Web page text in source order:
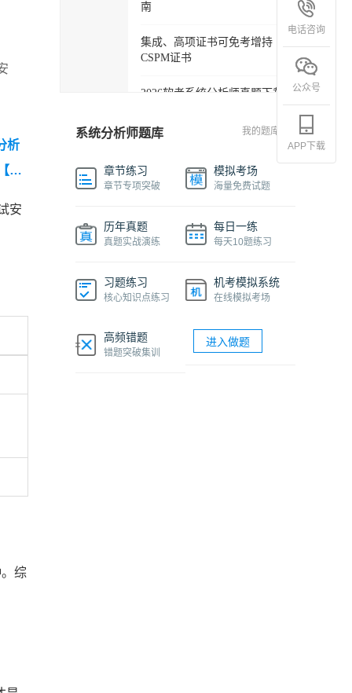
析
20
安
综
南
集成、高项证书可免考增持
CSPM证书
2026软考系统分析师真题下载
软考各科目自学必备学习包
2027年信息系统项目管理师精
品班
费课程
机考系统操作流程及画图讲解
软考网络工程师视频课程
系统分析师题库 我的题库
章节练习
章节专项突破
模拟考场
海量免费试题
历年真题
真题实战演练
每日一练
每天10题练习
习题练习
核心知识点练习
机考模拟系统
在线模拟考场
高频错题
错题突破集训
进入做题
电话咨询
公众号
APP下载